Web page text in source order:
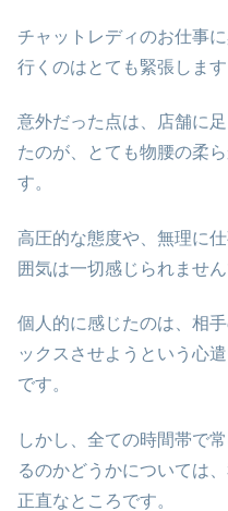
チャットレディのお仕事
行くのはとても緊張します
意外だった点は、店舗に
たのが、とても物腰の柔
す。
高圧的な態度や、無理に
囲気は一切感じられません
個人的に感じたのは、相
ックスさせようという心
です。
しかし、全ての時間帯で
るのかどうかについては
正直なところです。